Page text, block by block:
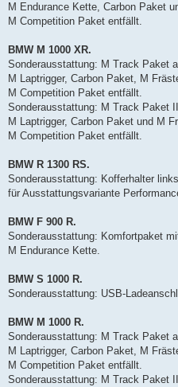
M Endurance Kette, Carbon Paket
M Competition Paket entfällt.
BMW M 1000 XR.
Sonderausstattung: M Track Paket
M Laptrigger, Carbon Paket, M
M Competition Paket entfällt.
Sonderausstattung: M Track Paket
M Laptrigger, Carbon Paket und M
M Competition Paket entfällt.
BMW R 1300 RS.
Sonderausstattung: Kofferhalter
für Ausstattungsvariante
BMW F 900 R.
Sonderausstattung: Komfortpaket
M Endurance Kette.
BMW S 1000 R.
Sonderausstattung: USB-
BMW M 1000 R.
Sonderausstattung: M Track Paket
M Laptrigger, Carbon Paket, M
M Competition Paket entfällt.
Sonderausstattung: M Track Paket